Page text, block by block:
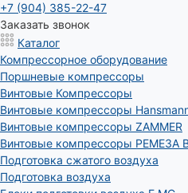
+7 (904) 385-22-47
Заказать звонок
Каталог
Компрессорное оборудование
Поршневые компрессоры
Винтовые Компрессоры
Винтовые компрессоры
Винтовые компрессоры ZAMMER
Винтовые компрессоры РЕМЕЗА
Подготовка сжатого воздуха
Подготовка воздуха